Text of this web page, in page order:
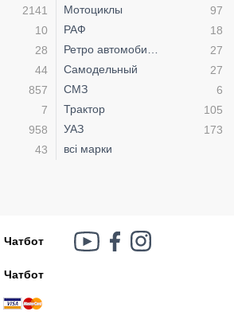
корабель, іди нах..й!
PS: Таки пішов 🎉
2141
10
28
44
857
7
958
43
Мотоциклы
97
РАФ
18
Ретро автомобили
27
Самодельный
27
СМЗ
6
Трактор
105
УАЗ
173
всі марки
Чатбот
Чатбот